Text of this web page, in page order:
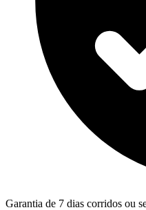
Garantia de 7 dias corridos ou